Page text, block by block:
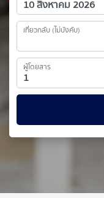
เที่ยวกลับ (ไม่บังคับ)
ผู้โดยสาร